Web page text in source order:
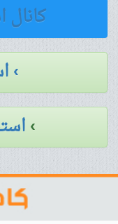
کانال
›
›